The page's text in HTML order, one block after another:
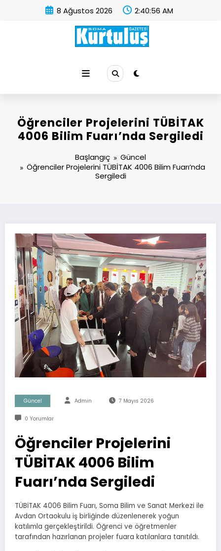
8 Ağustos 2026 2:40:57 AM
Öğrenciler Projelerini TÜBİTAK
4006 Bilim Fuarı’nda Sergiledi
Başlangıç
Güncel
Öğrenciler Projelerini TÜBİTAK 4006 Bilim Fuarı’nda
Sergiledi
Güncel Admin 7 Mayıs 2026
0 Yorumlar
Öğrenciler Projelerini
TÜBİTAK 4006 Bilim
Fuarı’nda Sergiledi
TÜBİTAK 4006 Bilim Fuarı, Soma Bilim ve Sanat Merkezi ile
Avdan Ortaokulu iş birliğinde düzenlenerek yoğun
katılımla gerçekleştirildi. Öğrenci ve öğretmenler
tarafından hazırlanan projeler fuara katılanlara tanıtıldı.